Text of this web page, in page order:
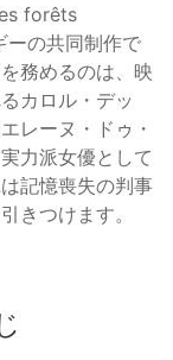
forêts
の共同制作で
務めるのは、映
カロル・デッ
レーヌ・ドゥ・
力派女優として
記憶喪失の判事
きつけます。